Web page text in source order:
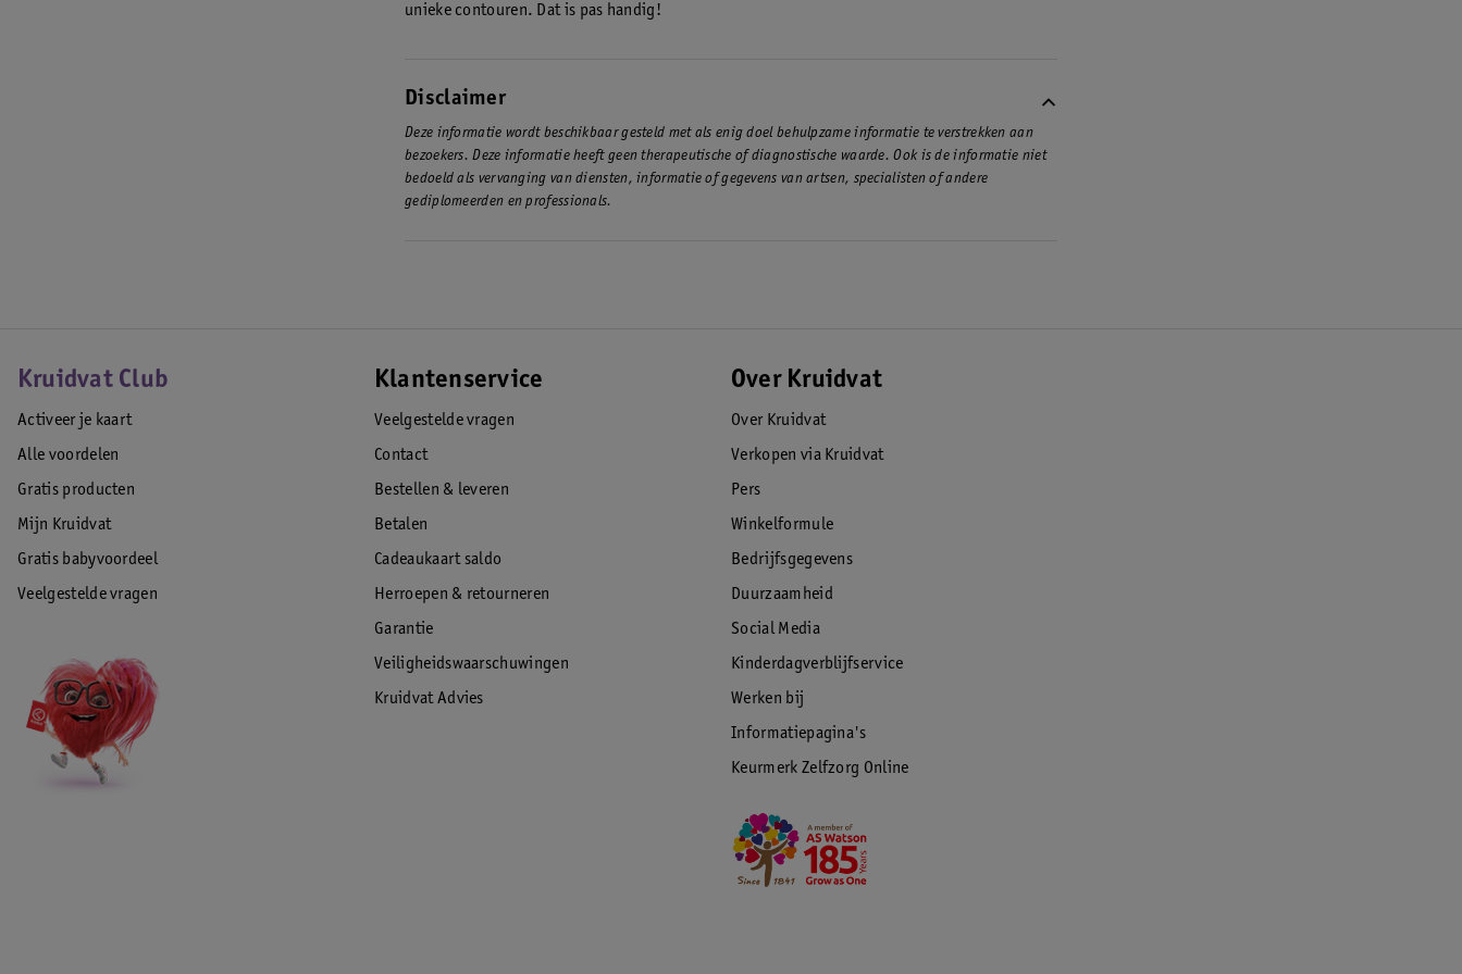
unieke contouren. Dat is pas handig!
Disclaimer
Deze informatie wordt beschikbaar gesteld met als enig doel behulpzame informatie te verstrekken aan
bezoekers. Deze informatie heeft geen therapeutische of diagnostische waarde. Ook is de informatie niet
bedoeld als vervanging van diensten, informatie of gegevens van artsen, specialisten of andere
gediplomeerden en professionals.
Kruidvat Club
Activeer je kaart
Alle voordelen
Gratis producten
Mijn Kruidvat
Gratis babyvoordeel
Veelgestelde vragen
Klantenservice
Veelgestelde vragen
Contact
Bestellen & leveren
Betalen
Cadeaukaart saldo
Herroepen & retourneren
Garantie
Veiligheidswaarschuwingen
Kruidvat Advies
Over Kruidvat
Over Kruidvat
Verkopen via Kruidvat
Pers
Winkelformule
Bedrijfsgegevens
Duurzaamheid
Social Media
Kinderdagverblijfservice
Werken bij
Informatiepagina's
Keurmerk Zelfzorg Online